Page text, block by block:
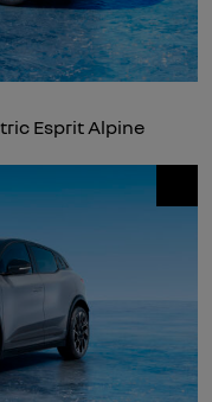
Esprit Alpine